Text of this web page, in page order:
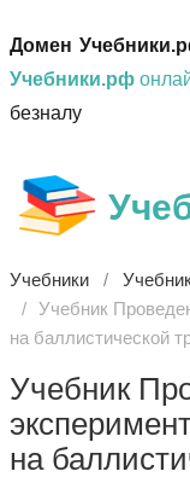
Домен
Учебники.рф
безналу
Учебники
Учебник
на баллистической
Учебник
на